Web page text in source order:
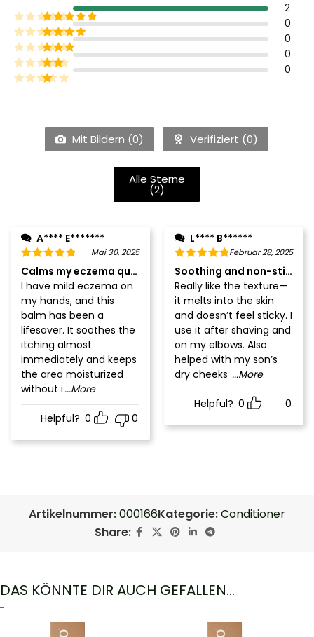
2
0
0
0
0
Mit Bildern (0) Verifiziert (0)
Alle Sterne
(2)
A**** E*******
Mai 30, 2025
Calms my eczema quickly
I have mild eczema on
my hands, and this
balm has been a
lifesaver. It soothes the
itching almost
immediately and keeps
the area moisturized
without i...More
Helpful? 0 0
L**** B******
Februar 28, 2025
Soothing and non-sticky
Really like the texture—
it melts into the skin
and doesn’t feel sticky. I
use it after shaving and
on my elbows. Also
helped with my son’s
dry cheeks ...More
Helpful? 0 0
Artikelnummer:000166Kategorie:Conditioner
Share:
DAS KÖNNTE DIR AUCH GEFALLEN…